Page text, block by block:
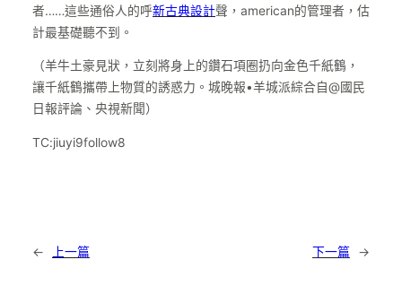
者……這些通俗人的呼新古典設計聲，american的管理者，估
計最基礎聽不到。
（羊牛土豪見狀，立刻將身上的鑽石項圈扔向金色千紙鶴，
讓千紙鶴攜帶上物質的誘惑力。城晚報•羊城派綜合自@國民
日報評論、央視新聞）
TC:jiuyi9follow8
← 上一篇 下一篇 →